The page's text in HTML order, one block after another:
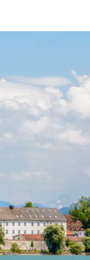
pour les parcourir ou en